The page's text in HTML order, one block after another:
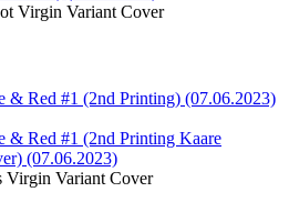
Virgin Variant Cover
Virgin Variant Cover